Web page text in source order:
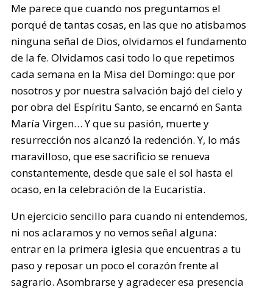
Me parece que cuando nos preguntamos el
porqué de tantas cosas, en las que no atisbamos
ninguna señal de Dios, olvidamos el fundamento
de la fe. Olvidamos casi todo lo que repetimos
cada semana en la Misa del Domingo: que por
nosotros y por nuestra salvación bajó del cielo y
por obra del Espíritu Santo, se encarnó en Santa
María Virgen… Y que su pasión, muerte y
resurrección nos alcanzó la redención. Y, lo más
maravilloso, que ese sacrificio se renueva
constantemente, desde que sale el sol hasta el
ocaso, en la celebración de la Eucaristía.
Un ejercicio sencillo para cuando ni entendemos,
ni nos aclaramos y no vemos señal alguna:
entrar en la primera iglesia que encuentras a tu
paso y reposar un poco el corazón frente al
sagrario. Asombrarse y agradecer esa presencia